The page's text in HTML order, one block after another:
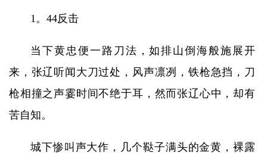
1。44反击
当下黄忠便一路刀法，如排山倒海般施展开
来，张辽听闻大刀过处，风声凛冽，铁枪急挡，刀
枪相撞之声霎时间不绝于耳，然而张辽心中，却有
苦自知。
城下惨叫声大作，几个鞑子满头的金黄，裸露